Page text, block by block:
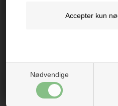
Nødvendige